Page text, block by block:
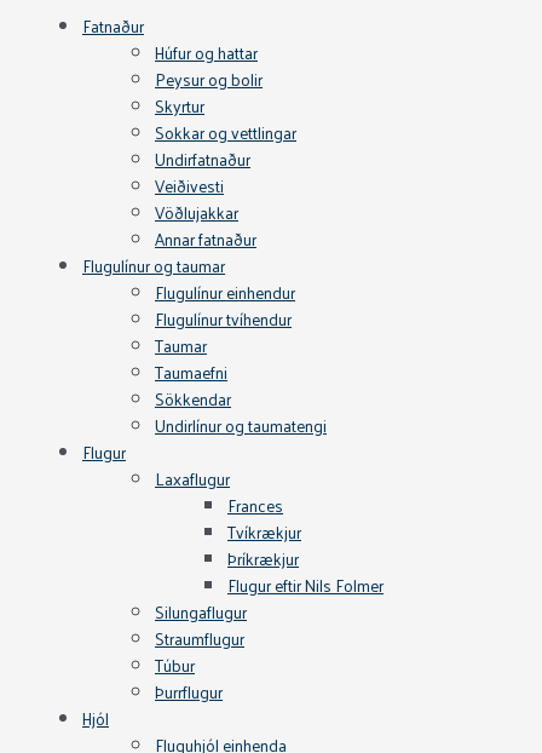
Fatnaður
Húfur og hattar
Peysur og bolir
Skyrtur
Sokkar og vettlingar
Undirfatnaður
Veiðivesti
Vöðlujakkar
Annar fatnaður
Flugulínur og taumar
Flugulínur einhendur
Flugulínur tvíhendur
Taumar
Taumaefni
Sökkendar
Undirlínur og taumatengi
Flugur
Laxaflugur
Frances
Tvíkrækjur
Þríkrækjur
Flugur eftir Nils Folmer
Silungaflugur
Straumflugur
Túbur
Þurrflugur
Hjól
Fluguhjól einhenda